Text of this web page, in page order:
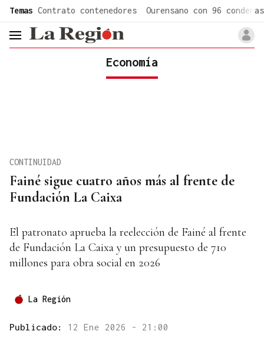
Temas Contrato contenedores Ourensano con 96 condenas
header.menu.open
Economía
Fainé sigue cuatro años más al frente de
Fundación La Caixa
CONTINUIDAD
El patronato aprueba la reelección de Fainé al frente
de Fundación La Caixa y un presupuesto de 710
millones para obra social en 2026
La Región
Publicado: 12 Ene 2026 - 21:00